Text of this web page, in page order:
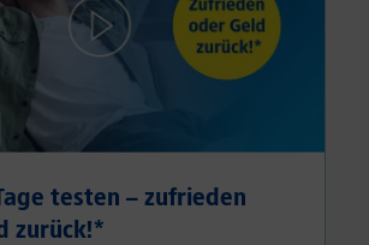
testen – zufrieden
zurück!⁠*